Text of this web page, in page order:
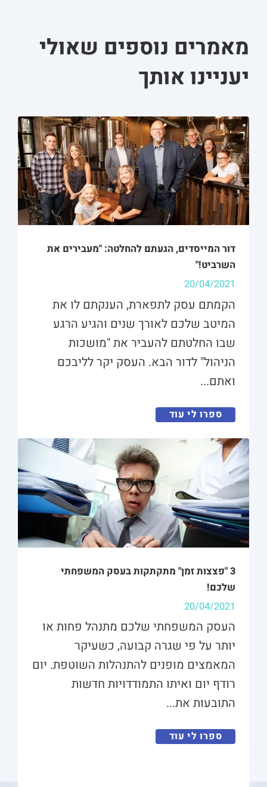
מאמרים נוספים שאולי
יעניינו אותך
דור המייסדים, הגעתם להחלטה: "מעבירים את
השרביט!"
20/04/2021
הקמתם עסק לתפארת, הענקתם לו את
המיטב שלכם לאורך שנים והגיע הרגע
שבו החלטתם להעביר את "מושכות
הניהול" לדור הבא. העסק יקר לליבכם
ואתם...
ספרו לי עוד
3 "פצצות זמן" מתקתקות בעסק המשפחתי
שלכם!
20/04/2021
העסק המשפחתי שלכם מתנהל פחות או
יותר על פי שגרה קבועה, כשעיקר
המאמצים מופנים להתנהלות השוטפת. יום
רודף יום ואיתו התמודדויות חדשות
התובעות את...
ספרו לי עוד